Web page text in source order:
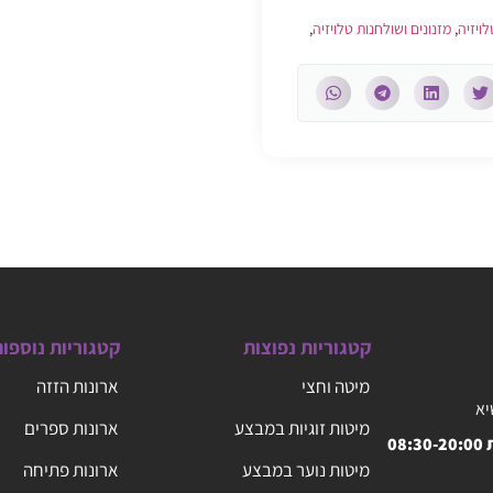
, מזנונים ושולחנות טלויזיה,
קטגוריות נפוצות
מיטה וחצי
מיטות זוגיות במבצע
מיטות נוער במבצע
קטגוריות
ארונות הזזה
ארונות ספרים
ארונות פתיחה